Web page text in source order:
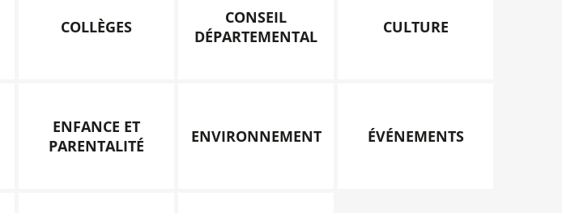
COLLÈGES
CONSEIL
DÉPARTEMENTAL
CULTURE
ENFANCE ET
PARENTALITÉ
ENVIRONNEMENT ÉVÉNEMENTS